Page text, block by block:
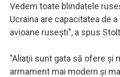
Vedem toate blindatele
Ucraina are capacitatea de
avioane ruseşti", a spus
"Aliaţii sunt gata să ofere şi
armament mai modern şi